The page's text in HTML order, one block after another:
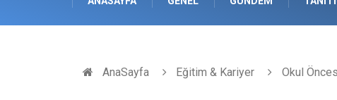
AnaSayfa Eğitim & Kariyer Okul